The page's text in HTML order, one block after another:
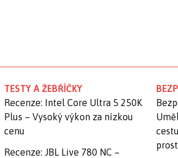
TESTY A ŽEBŘÍČKY
Recenze: Intel Core Ultra 5 250K
Plus – Vysoký výkon za nízkou
cenu
Recenze: JBL Live 780 NC –